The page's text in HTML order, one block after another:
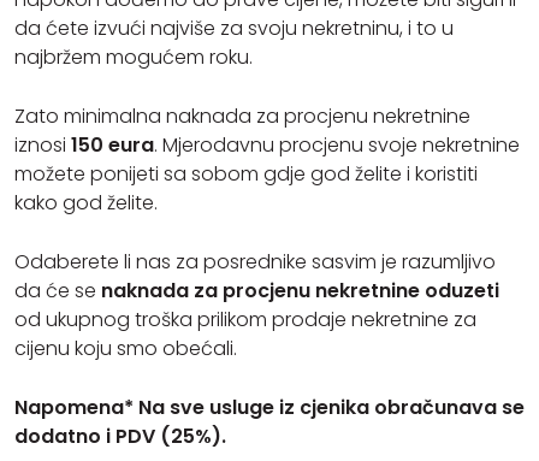
da ćete izvući najviše za svoju nekretninu, i to u
najbržem mogućem roku.
Zato minimalna naknada za procjenu nekretnine
iznosi 150 eura. Mjerodavnu procjenu svoje nekretnine
možete ponijeti sa sobom gdje god želite i koristiti
kako god želite.
Odaberete li nas za posrednike sasvim je razumljivo
da će se naknada za procjenu nekretnine oduzeti
od ukupnog troška prilikom prodaje nekretnine za
cijenu koju smo obećali.
Napomena* Na sve usluge iz cjenika obračunava se
dodatno i PDV (25%).